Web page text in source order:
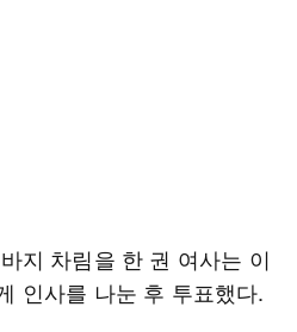
지 차림을 한 권 여사는 이
인사를 나눈 후 투표했다.